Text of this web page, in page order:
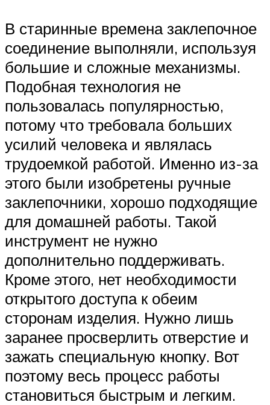
В старинные времена заклепочное
соединение выполняли, используя
большие и сложные механизмы.
Подобная технология не
пользовалась популярностью,
потому что требовала больших
усилий человека и являлась
трудоемкой работой. Именно из-за
этого были изобретены ручные
заклепочники, хорошо подходящие
для домашней работы. Такой
инструмент не нужно
дополнительно поддерживать.
Кроме этого, нет необходимости
открытого доступа к обеим
сторонам изделия. Нужно лишь
заранее просверлить отверстие и
зажать специальную кнопку. Вот
поэтому весь процесс работы
становиться быстрым и легким.